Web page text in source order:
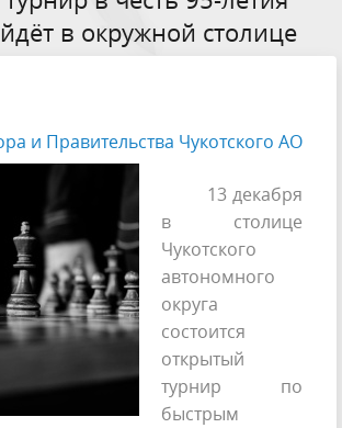
в окружной столице
и Правительства Чукотского АО
13 декабря
в столице
Чукотского
автономного
округа
состоится
открытый
турнир по
быстрым